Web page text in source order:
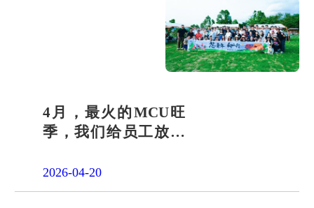
4月，最火的MCU旺
季，我们给员工放了
2026-04-20